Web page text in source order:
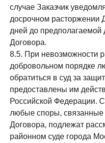
случае Заказчик
досрочном расторжении
дней до предполагаемой
Договора.
8.5. При невозможности
добровольном порядке
обратиться в суд за
предоставлены им
Российской Федерации.
любые споры, связанные
Договора, подлежат
районном суде города